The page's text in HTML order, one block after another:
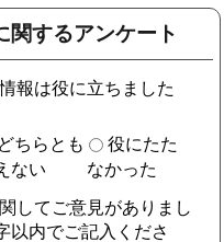
関するアンケート
報は役に立ちました
どちらとも
ない
役にたた
なかった
してご意見がありまし
以内でご記入くださ